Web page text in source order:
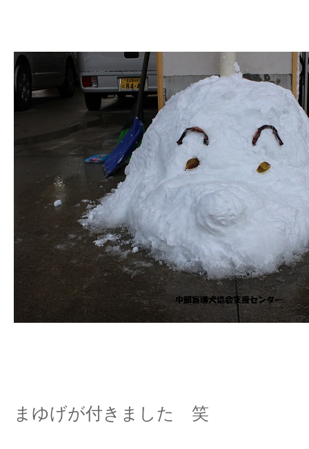
まゆげが付きました 笑